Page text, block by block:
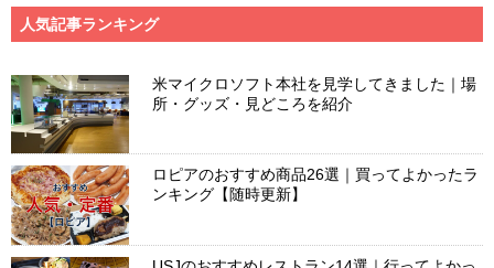
人気記事ランキング
米マイクロソフト本社を見学してきました｜場
所・グッズ・見どころを紹介
ロピアのおすすめ商品26選｜買ってよかったラ
ンキング【随時更新】